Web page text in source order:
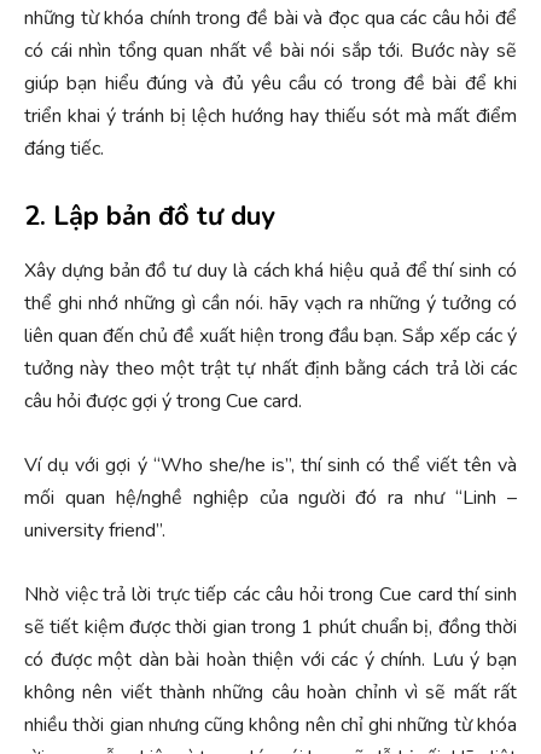
những từ khóa chính trong đề bài và đọc qua các câu hỏi để
có cái nhìn tổng quan nhất về bài nói sắp tới. Bước này sẽ
giúp bạn hiểu đúng và đủ yêu cầu có trong đề bài để khi
triển khai ý tránh bị lệch hướng hay thiếu sót mà mất điểm
đáng tiếc.
2. Lập bản đồ tư duy
Xây dựng bản đồ tư duy là cách khá hiệu quả để thí sinh có
thể ghi nhớ những gì cần nói. hãy vạch ra những ý tưởng có
liên quan đến chủ đề xuất hiện trong đầu bạn. Sắp xếp các ý
tưởng này theo một trật tự nhất định bằng cách trả lời các
câu hỏi được gợi ý trong Cue card.
Ví dụ với gợi ý “Who she/he is”, thí sinh có thể viết tên và
mối quan hệ/nghề nghiệp của người đó ra như “Linh –
university friend”.
Nhờ việc trả lời trực tiếp các câu hỏi trong Cue card thí sinh
sẽ tiết kiệm được thời gian trong 1 phút chuẩn bị, đồng thời
có được một dàn bài hoàn thiện với các ý chính. Lưu ý bạn
không nên viết thành những câu hoàn chỉnh vì sẽ mất rất
nhiều thời gian nhưng cũng không nên chỉ ghi những từ khóa